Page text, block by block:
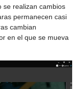
se realizan cambios
permanecen casi
cambian
en el que se mueva